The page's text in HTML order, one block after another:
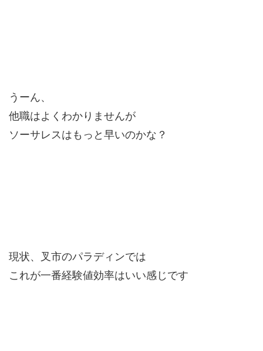
うーん、
他職はよくわかりませんが
ソーサレスはもっと早いのかな？
現状、叉市のパラディンでは
これが一番経験値効率はいい感じです